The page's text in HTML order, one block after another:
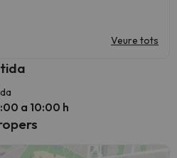
Veure tots
a 10:00 h